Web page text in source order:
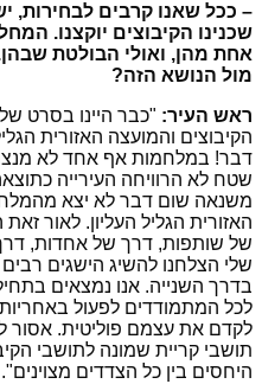
– ככל שאנו קרבים לבחירות,
שכנינו הקיבוצים יוקצנו.
אחת מהן, ואולי הבולטת
מול הנושא הזה?
ראש העיר: "כבר היינו בסרט
הקיבוצים והמועצה האזורית
דבר! במלחמות אף אחד לא
שטח לא הרוויחה העירייה
משנאה שום דבר לא יצא
האזורית הגליל העליון. לאור
של שותפות, דרך של אחדות,
שלי הצלחנו להשיג הישגים
בדרך השנייה. אנו נמצאים
לכל המתמודדים לפעול
לקדם את עצמם פוליטית. אסור
תושבי קריית שמונה לתושבי
היחסים בין כל הצדדים מצוינים".